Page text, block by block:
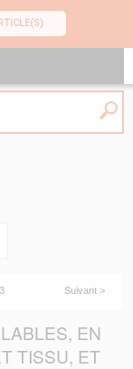
3 Suivant >
EN
TISSU, ET